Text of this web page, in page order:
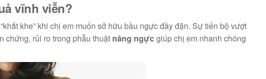
vĩnh viễn?
khe” khi chị em muốn sở hữu bầu ngực đầy đặn. Sự tiến bộ vượt
chứng, rủi ro trong phẫu thuật nâng ngực giúp chị em nhanh chóng